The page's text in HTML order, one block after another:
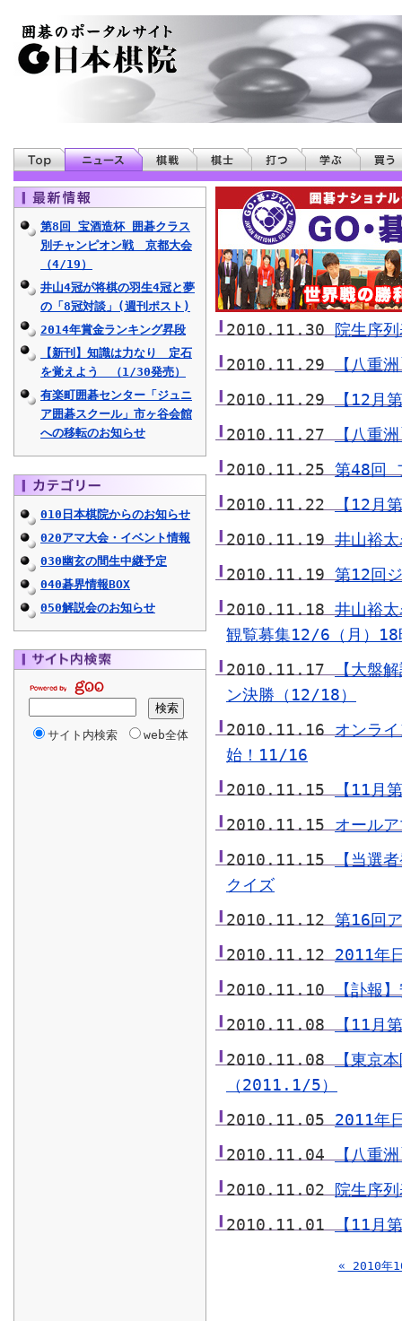
第8回 宝酒造杯 囲碁クラス
別チャンピオン戦 京都大会
（4/19）
井山4冠が将棋の羽生4冠と夢
の「8冠対談」(週刊ポスト)
2014年賞金ランキング昇段
【新刊】知識は力なり 定石
を覚えよう （1/30発売）
有楽町囲碁センター「ジュニ
ア囲碁スクール」市ヶ谷会館
への移転のお知らせ
010日本棋院からのお知らせ
020アマ大会・イベント情報
030幽玄の間生中継予定
040碁界情報BOX
050解説会のお知らせ
サイト内検索 web全体
2010.11.30 院生序
2010.11.29
【八重
2010.11.29
【12月
2010.11.27
【八重
2010.11.25 第48回
2010.11.22
【12月
2010.11.19 井山裕
2010.11.19 第12回
2010.11.18 井山裕
観覧募集12/6（月）18
2010.11.17
【大盤
ン決勝（12/18）
2010.11.16 オンラ
始！11/16
2010.11.15
【11月
2010.11.15 オール
2010.11.15
【当選
クイズ
2010.11.12 第16回
2010.11.12 2011年
2010.11.10
【訃報
2010.11.08
【11月
2010.11.08
【東京
（2011.1/5）
2010.11.05 2011年
2010.11.04
【八重
2010.11.02 院生序
2010.11.01
【11月
« 2010年